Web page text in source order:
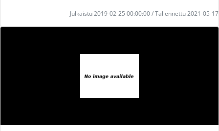
Julkaistu 2019-02-25 00:00:00 / Tallennettu 2021-05-17